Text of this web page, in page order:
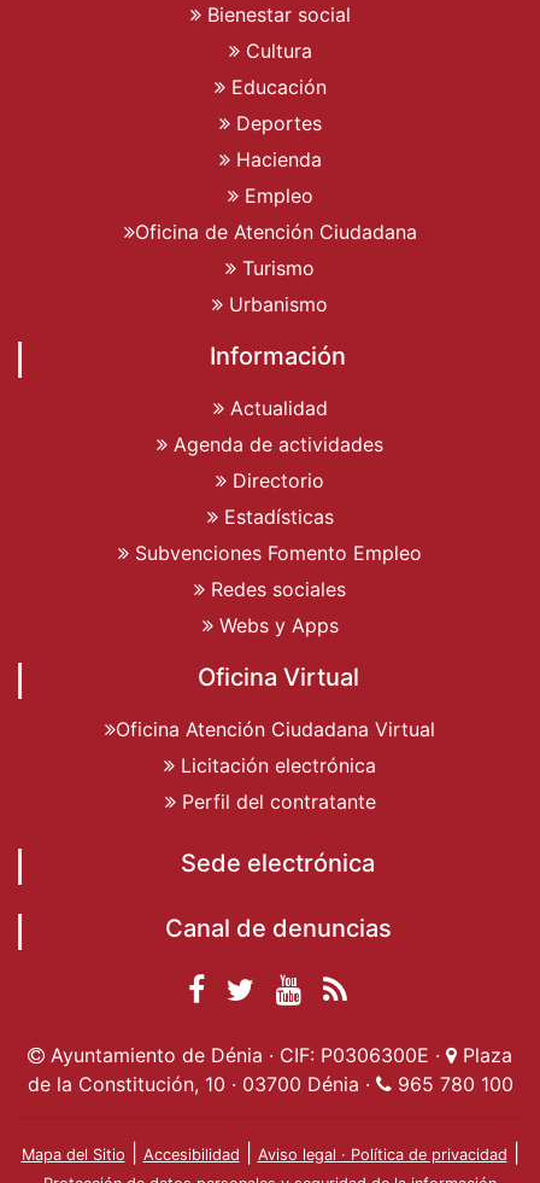
Bienestar social
Cultura
Educación
Deportes
Hacienda
Empleo
Oficina de Atención Ciudadana
Turismo
Urbanismo
Información
Actualidad
Agenda de actividades
Directorio
Estadísticas
Subvenciones Fomento Empleo
Redes sociales
Webs y Apps
Oficina Virtual
Oficina Atención Ciudadana Virtual
Licitación electrónica
Perfil del contratante
Sede electrónica
Canal de denuncias
Facebook
Ayuntamiento de
Dénia
Ayuntamiento de
Dénia
Ayuntamiento
de Dénia
Actualidad
Ayuntamiento de Dénia · CIF: P0306300E ·
Plaza
de la Constitución, 10 · 03700 Dénia ·
965 780 100
Mapa del Sitio Accesibilidad Aviso legal · Política de privacidad